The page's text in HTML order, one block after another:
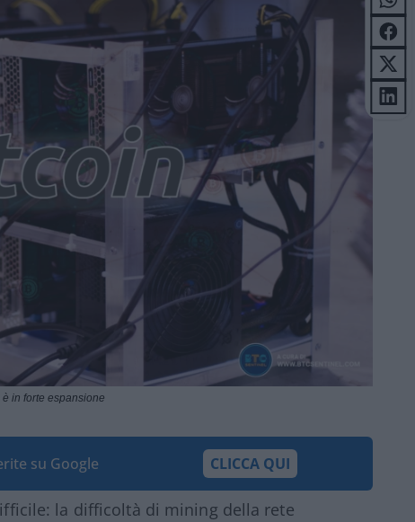
in forte espansione
su Google CLICCA QUI
la difficoltà di mining della rete